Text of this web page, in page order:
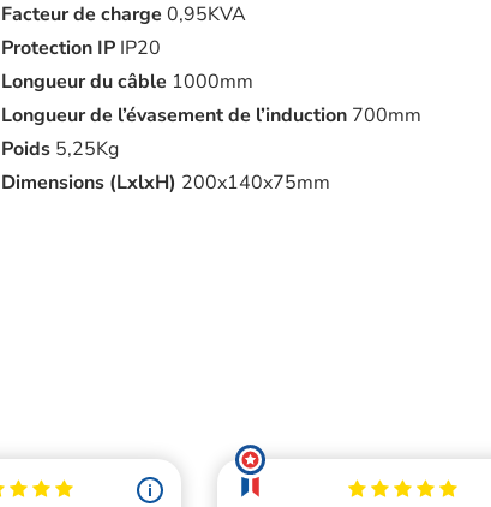
Facteur de charge 0,95KVA
Protection IP IP20
Longueur du câble 1000mm
Longueur de l’évasement de l’induction 700mm
Poids 5,25Kg
Dimensions (LxlxH) 200x140x75mm